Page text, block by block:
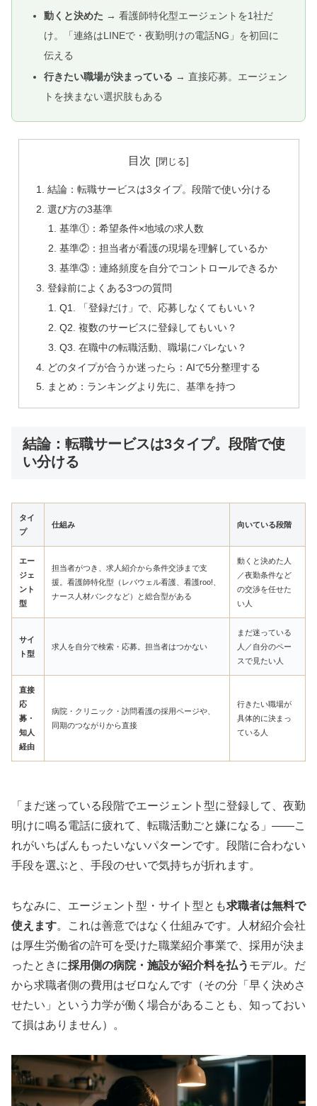
動くと決めた → 看護師特化型エージェントを1社だ
け。「連絡はLINEで・夜勤明けの電話NG」を初回に
伝える
行きたい職場が決まっている → 直接応募。エージェン
トを挟まない選択肢もある
目次
結論：転職サービスは3タイプ。段階で使い分ける
選び方の3基準
基準①：希望条件×地域の求人数
基準②：担当者が看護の現場を理解しているか
基準③：連絡頻度を自分でコントロールできるか
登録前によくある3つの質問
Q1. 「登録だけ」で、応募しなくてもいい？
Q2. 複数のサービスに登録してもいい？
Q3. 在職中の転職活動、職場にバレない？
どのタイプが合うか迷ったら：AIで5分整理する
まとめ：ランキングより先に、基準を持つ
結論：転職サービスは3タイプ。段階で使
い分ける
タイ
プ
仕組み 向いている段階
エー
ジェ
ント
型
担当者がつき、求人紹介から条件交渉まで支
援。看護師特化型（レバウェル看護、看護roo!、
ナース人材バンクなど）と総合型がある
動くと決めた人
／夜勤条件など
の交渉を任せた
い人
サイ
ト型
求人を自分で検索・応募。担当者はつかない
まだ迷っている
人／自分のペー
スで見たい人
直接
応
募・
知人
経由
病院・クリニック・訪問看護の採用ページや、
同期のつながりから直接
行きたい職場が
具体的に決まっ
ている人
「まだ迷っている段階でエージェント型に登録して、夜勤
明けに鳴る電話に疲れて、転職活動ごと嫌になる」——こ
れがいちばんもったいないパターンです。段階に合わない
手段を選ぶと、手段のせいで気持ちが折れます。
ちなみに、エージェント型・サイト型とも求職者は無料で
使えます。これは善意ではなく仕組みです。人材紹介会社
は厚生労働省の許可を受けた職業紹介事業で、採用が決ま
ったときに採用側の病院・施設が紹介料を払う モデル。だ
から求職者側の費用はゼロなんです（その分「早く決めさ
せたい」という力学が働く場合があることも、知っておい
て損はありません）。